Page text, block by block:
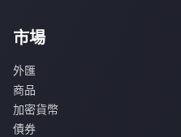
市場
外匯
商品
加密貨幣
債券